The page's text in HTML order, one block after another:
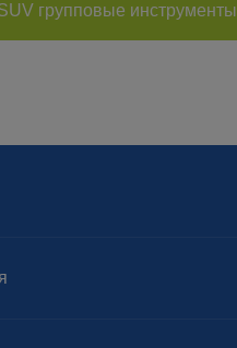
групповые инструменты